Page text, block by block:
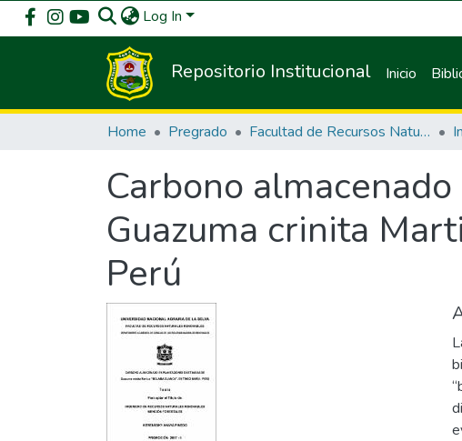
Log In
Repositorio Institucional Inicio
Home Pregrado Facultad de Recursos Naturales Renovables
Carbono
Guazuma crinita
Perú